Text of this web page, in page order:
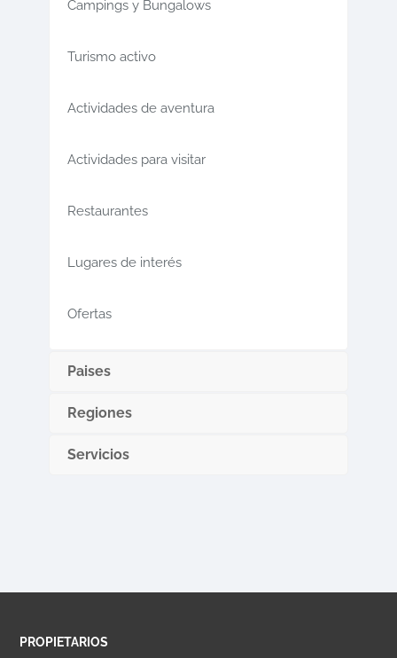
Campings y Bungalows
Turismo activo
Actividades de aventura
Actividades para visitar
Restaurantes
Lugares de interés
Ofertas
Paises
Regiones
Servicios
PROPIETARIOS